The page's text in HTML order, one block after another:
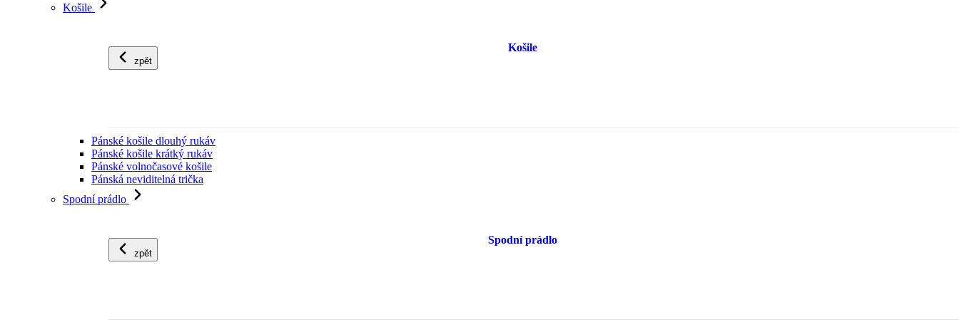
Košile
zpět
Košile
Pánské košile dlouhý rukáv
Pánské košile krátký rukáv
Pánské volnočasové košile
Pánská neviditelná trička
Spodní prádlo
zpět
Spodní prádlo